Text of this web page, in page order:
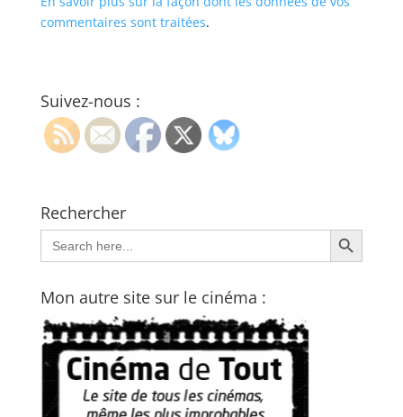
commentaires sont traitées.
Suivez-nous :
Rechercher
Search
for:
Search Button
Mon autre site sur le cinéma :